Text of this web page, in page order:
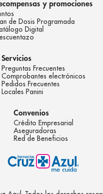
y promociones
de Dosis Programada
Digital
Servicios
Preguntas Frecuentes
Comprobantes electrónicos
Pedidos Frecuentes
Locales Panini
Convenios
Crédito Empresarial
Aseguradoras
Red de Beneficios